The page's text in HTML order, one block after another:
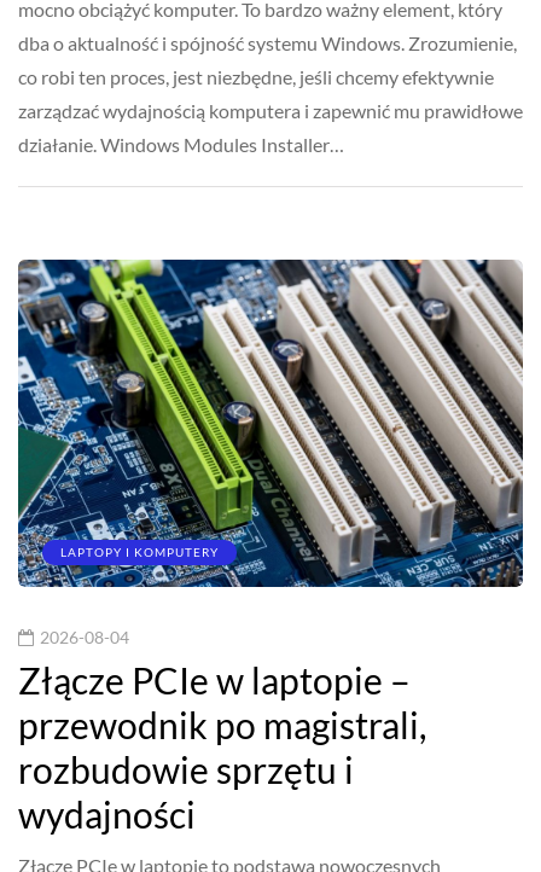
mocno obciążyć komputer. To bardzo ważny element, który
dba o aktualność i spójność systemu Windows. Zrozumienie,
co robi ten proces, jest niezbędne, jeśli chcemy efektywnie
zarządzać wydajnością komputera i zapewnić mu prawidłowe
działanie. Windows Modules Installer…
LAPTOPY I KOMPUTERY
2026-08-04
Złącze PCIe w laptopie –
przewodnik po magistrali,
rozbudowie sprzętu i
wydajności
Złącze PCIe w laptopie to podstawa nowoczesnych